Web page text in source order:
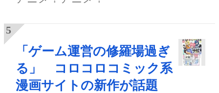
「ゲーム運営の修羅場過ぎ
る」 コロコロコミック系
漫画サイトの新作が話題